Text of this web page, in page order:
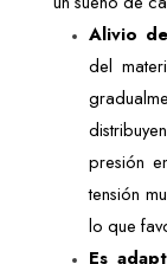
Alivio
del
presión
tensión
lo que
Es